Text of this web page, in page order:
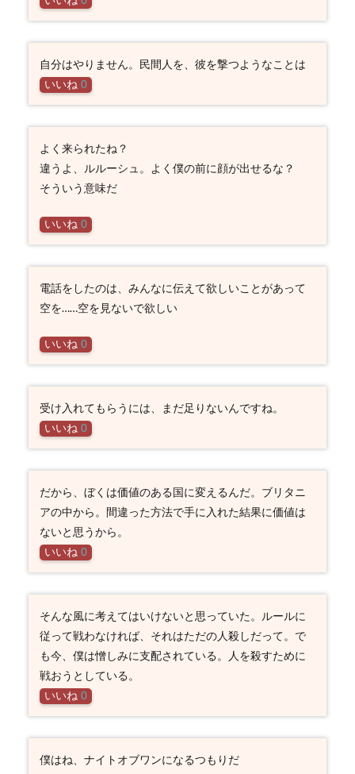
自分はやりません。民間人を、彼を撃つようなことは
いいね 0
よく来られたね？
違うよ、ルルーシュ。よく僕の前に顔が出せるな？
そういう意味だ
いいね 0
電話をしたのは、みんなに伝えて欲しいことがあって
空を……空を見ないで欲しい
いいね 0
受け入れてもらうには、まだ足りないんですね。
いいね 0
だから、ぼくは価値のある国に変えるんだ。ブリタニ
アの中から。間違った方法で手に入れた結果に価値は
ないと思うから。
いいね 0
そんな風に考えてはいけないと思っていた。ルールに
従って戦わなければ、それはただの人殺しだって。で
も今、僕は憎しみに支配されている。人を殺すために
戦おうとしている。
いいね 0
僕はね、ナイトオブワンになるつもりだ